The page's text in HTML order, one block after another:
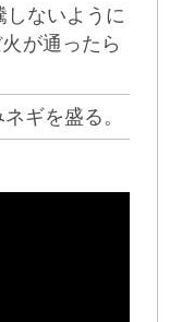
ないように
が通ったら
ギを盛る。